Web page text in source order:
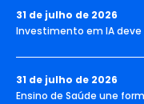
31 de julho de 2026
Investimento em IA
31 de julho de 2026
Ensino de Saúde une